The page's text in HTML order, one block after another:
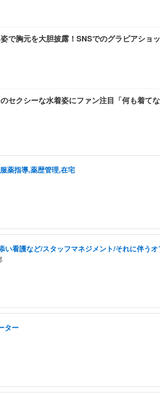
で胸元を大胆披露！SNSでのグラビアショ
セクシーな水着姿にファン注目「何も着て
薬指導,薬歴管理,在宅
看護など/スタッフマネジメント/それに伴う
ター